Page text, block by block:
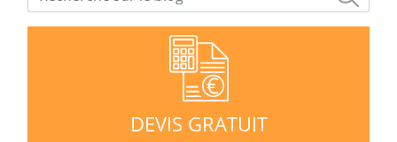
DEVIS GRATUIT